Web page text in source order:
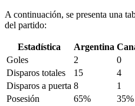
A continuación, se presenta una
del partido:
Estadística Argentina
Goles
2
0
Disparos totales
15
4
Disparos a puerta 8
1
Posesión
65% 35%